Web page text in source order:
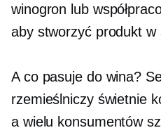
winogron lub
aby stworzyć produkt w
A co pasuje do wina?
rzemieślniczy świetnie
a wielu konsumentów